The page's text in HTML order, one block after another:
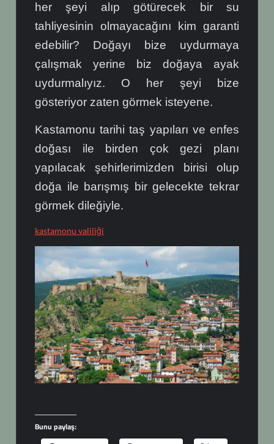
her şeyi alıp götürecek bir su
tahliyesinin olmayacağını kim garanti
edebilir? Doğayı bize uydurmaya
çalışmak yerine biz doğaya ayak
uydurmalıyız. O her şeyi bize
gösteriyor zaten görmek isteyene.
Kastamonu tarihi taş yapıları ve enfes
doğası ile birden çok gezi planı
yapılacak şehirlerimizden birisi olup
doğa ile barışmış bir gelecekte tekrar
görmek dileğiyle.
kastamonu valiliği
Bunu paylaş: